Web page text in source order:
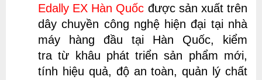
Edally EX Hàn Quốc được sản xuất trên
dây chuyền công nghệ hiện đại tại nhà
máy hàng đầu tại Hàn Quốc, kiểm
tra từ khâu phát triển sản phẩm mới,
tính hiệu quả, độ an toàn, quản lý chất